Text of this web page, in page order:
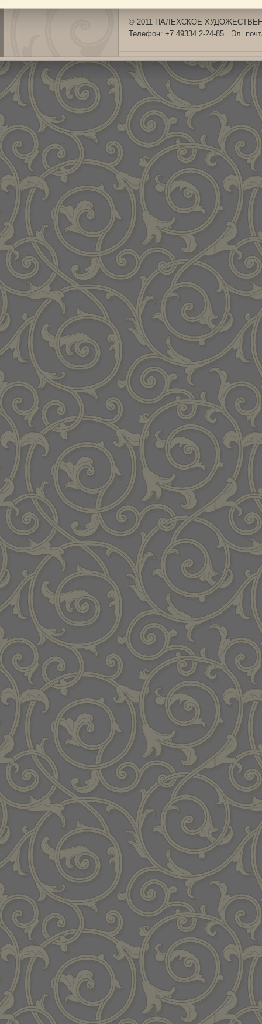
© 2011 ПАЛЕХСКОЕ
Телефон: +7 49334 2-24-85 Эл.